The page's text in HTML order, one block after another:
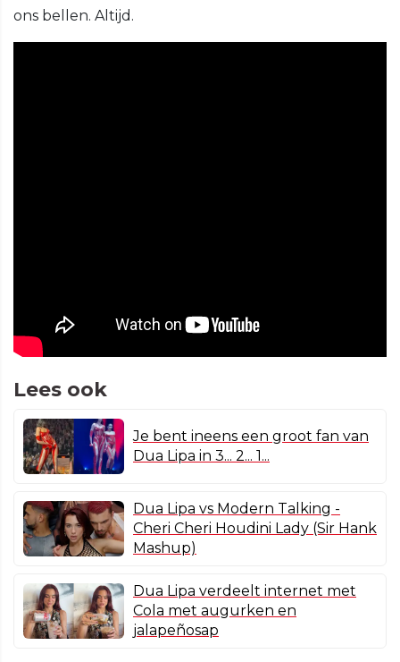
ons bellen. Altijd.
Lees ook
Je bent ineens een groot fan van
Dua Lipa in 3... 2... 1...
Dua Lipa vs Modern Talking -
Cheri Cheri Houdini Lady (Sir Hank
Mashup)
Dua Lipa verdeelt internet met
Cola met augurken en
jalapeñosap